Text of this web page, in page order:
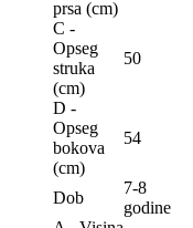
prsa (сm)
C -
Opseg
struka
(сm)
50
D -
Opseg
bokova
(сm)
54
Dob
7-8
godine